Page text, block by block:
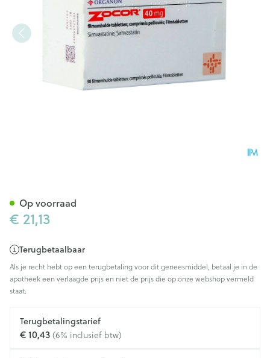
€ 21,13
Terugbetaalbaar
Als je recht hebt op een terugbetaling voor dit geneesmiddel, betaal je in de
apotheek een verlaagde prijs en niet de prijs die op onze webshop vermeld
staat.
Terugbetalingstarief
€ 10,43 (6% inclusief btw)
Op voorraad